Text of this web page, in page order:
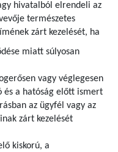
hivatalból elrendeli az
természetes
zárt kezelését, ha
miatt súlyosan
vagy véglegesen
és a hatóság előtt ismert
az ügyfél vagy az
zárt kezelését
kiskorú, a